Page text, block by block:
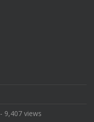
- 9,407 views